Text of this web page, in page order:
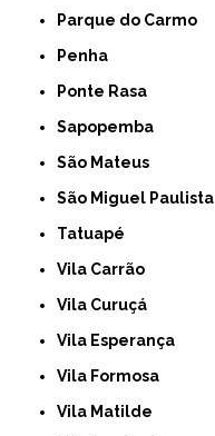
Parque do Carmo
Penha
Ponte Rasa
Sapopemba
São Mateus
São Miguel Paulista
Tatuapé
Vila Carrão
Vila Curuçá
Vila Esperança
Vila Formosa
Vila Matilde